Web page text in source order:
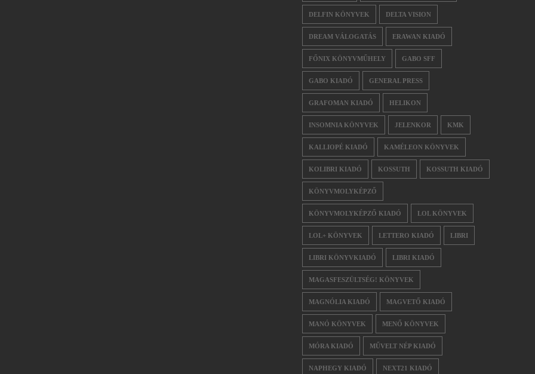
DELFIN KÖNYVEK DELTA VISION
DREAM VÁLOGATÁS ERAWAN KIADÓ
FŐNIX KÖNYVMŰHELY GABO SFF
GABO KIADÓ GENERAL PRESS
GRAFOMAN KIADÓ HELIKON
INSOMNIA KÖNYVEK JELENKOR KMK
KALLIOPÉ KIADÓ KAMÉLEON KÖNYVEK
KOLIBRI KIADÓ KOSSUTH KOSSUTH KIADÓ
KÖNYVMOLYKÉPZŐ
KÖNYVMOLYKÉPZŐ KIADÓ LOL KÖNYVEK
LOL+ KÖNYVEK LETTERO KIADÓ LIBRI
LIBRI KÖNYVKIADÓ LIBRI KIADÓ
MAGASFESZÜLTSÉG! KÖNYVEK
MAGNÓLIA KIADÓ MAGVETŐ KIADÓ
MANÓ KÖNYVEK MENŐ KÖNYVEK
MÓRA KIADÓ MŰVELT NÉP KIADÓ
NAPHEGY KIADÓ NEXT21 KIADÓ